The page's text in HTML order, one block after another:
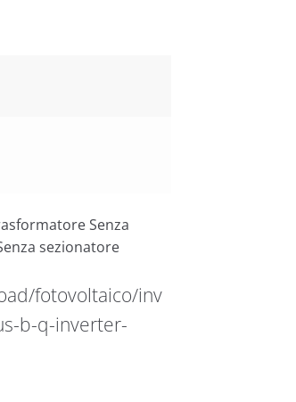
Senza
sezionatore
fotovoltaico/inv
b-q-inverter-